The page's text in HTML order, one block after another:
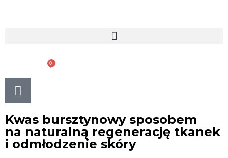
0
Kwas bursztynowy sposobem
na naturalną regenerację tkanek
i odmłodzenie skóry